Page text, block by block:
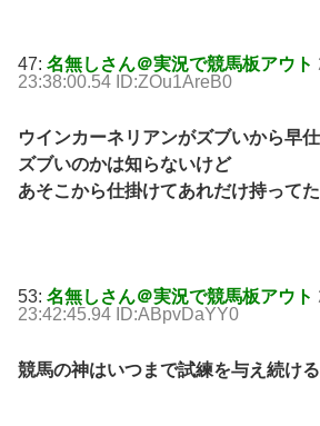
47: 名無しさん＠実況で競馬板アウト
23:38:00.54 ID:ZOu1AreB0
ウインカーネリアンがズブいから早
ズブいのかは知らないけど
あそこから仕掛けてあれだけ持って
53: 名無しさん＠実況で競馬板アウト
23:42:45.94 ID:ABpvDaYY0
競馬の神はいつまで試練を与え続け